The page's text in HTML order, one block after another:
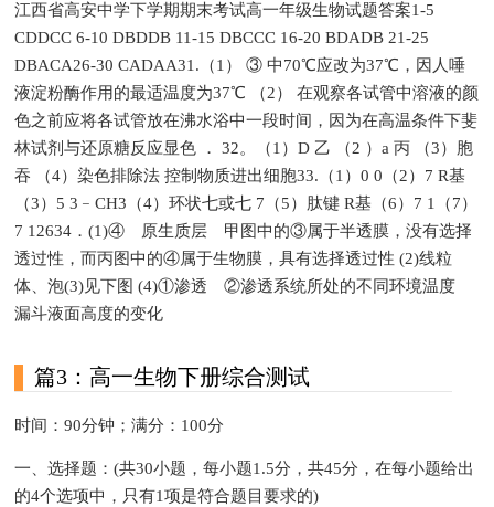
江西省高安中学下学期期末考试高一年级生物试题答案1-5
CDDCC 6-10 DBDDB 11-15 DBCCC 16-20 BDADB 21-25
DBACA26-30 CADAA31.（1） ③ 中70℃应改为37℃，因人唾
液淀粉酶作用的最适温度为37℃ （2） 在观察各试管中溶液的颜
色之前应将各试管放在沸水浴中一段时间，因为在高温条件下斐
林试剂与还原糖反应显色 ． 32。（1）D 乙 （2 ）a 丙 （3）胞
吞 （4）染色排除法 控制物质进出细胞33.（1）0 0（2）7 R基
（3）5 3﹣CH3（4）环状七或七 7（5）肽键 R基（6）7 1（7）
7 12634．(1)④ 原生质层 甲图中的③属于半透膜，没有选择
透过性，而丙图中的④属于生物膜，具有选择透过性 (2)线粒
体、泡(3)见下图 (4)①渗透 ②渗透系统所处的不同环境温度
漏斗液面高度的变化
篇3：高一生物下册综合测试
时间：90分钟；满分：100分
一、选择题：(共30小题，每小题1.5分，共45分，在每小题给出
的4个选项中，只有1项是符合题目要求的)